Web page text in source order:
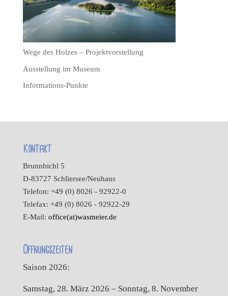
Wege des Holzes – Projektvorstellung
Ausstellung im Museum
Informations-Punkte
Kontakt
Brunnbichl 5
D-83727 Schliersee/Neuhaus
Telefon: +49 (0) 8026 - 92922-0
Telefax: +49 (0) 8026 - 92922-29
E-Mail: office(at)wasmeier.de
Öffnungszeiten
Saison 2026:
Samstag, 28. März 2026 – Sonntag, 8. November